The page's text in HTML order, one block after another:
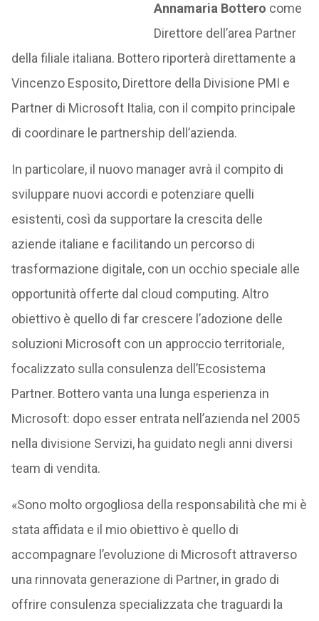
Annamaria Bottero come
Direttore dell’area Partner
della filiale italiana. Bottero riporterà direttamente a
Vincenzo Esposito, Direttore della Divisione PMI e
Partner di Microsoft Italia, con il compito principale
di coordinare le partnership dell’azienda.
In particolare, il nuovo manager avrà il compito di
sviluppare nuovi accordi e potenziare quelli
esistenti, così da supportare la crescita delle
aziende italiane e facilitando un percorso di
trasformazione digitale, con un occhio speciale alle
opportunità offerte dal cloud computing. Altro
obiettivo è quello di far crescere l’adozione delle
soluzioni Microsoft con un approccio territoriale,
focalizzato sulla consulenza dell’Ecosistema
Partner. Bottero vanta una lunga esperienza in
Microsoft: dopo esser entrata nell’azienda nel 2005
nella divisione Servizi, ha guidato negli anni diversi
team di vendita.
«Sono molto orgogliosa della responsabilità che mi è
stata affidata e il mio obiettivo è quello di
accompagnare l’evoluzione di Microsoft attraverso
una rinnovata generazione di Partner, in grado di
offrire consulenza specializzata che traguardi la